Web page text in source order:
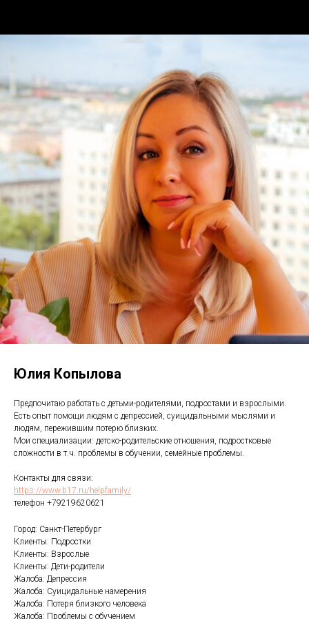
Юлия Копылова
Предпочитаю работать с детьми-родителями, подростами и взрослыми.
Есть опыт помощи людям с депрессией, суицидальными мыслями и
людям, пережившим потерю близких.
Мои специализации: детско-родительские отношения, подростковые
сложности в т.ч. проблемы в обучении, семейные проблемы.
Контакты для связи:
https://www.b17.ru/helpfamily/
телефон +79219620621
Город: Санкт-Петербург
Клиенты: Подростки
Клиенты: Взрослые
Клиенты: Дети-родители
Жалоба: Депрессия
Жалоба: Суицидальные намерения
Жалоба: Потеря близкого человека
Жалоба: Проблемы с обучением